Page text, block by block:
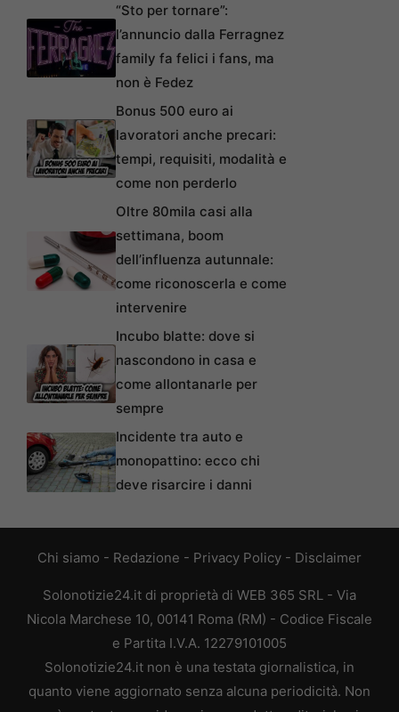
“Sto per tornare”:
l’annuncio dalla Ferragnez
family fa felici i fans, ma
non è Fedez
Bonus 500 euro ai
lavoratori anche precari:
tempi, requisiti, modalità e
come non perderlo
Oltre 80mila casi alla
settimana, boom
dell’influenza autunnale:
come riconoscerla e come
intervenire
Incubo blatte: dove si
nascondono in casa e
come allontanarle per
sempre
Incidente tra auto e
monopattino: ecco chi
deve risarcire i danni
Chi siamo - Redazione - Privacy Policy - Disclaimer
Solonotizie24.it di proprietà di WEB 365 SRL - Via
Nicola Marchese 10, 00141 Roma (RM) - Codice Fiscale
e Partita I.V.A. 12279101005
Solonotizie24.it non è una testata giornalistica, in
quanto viene aggiornato senza alcuna periodicità. Non